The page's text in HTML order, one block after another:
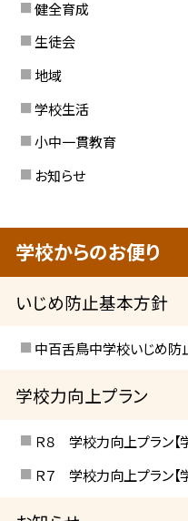
健全育成
生徒会
地域
学校生活
小中一貫教育
お知らせ
学校からのお便り
いじめ防止基本方針
中百舌鳥中学校いじめ防
学校力向上プラン
Ｒ８ 学校力向上プラン【
Ｒ７ 学校力向上プラン【